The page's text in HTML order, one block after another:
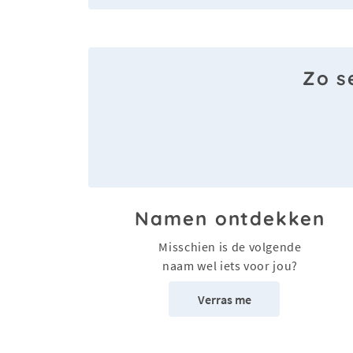
Zo
Namen ontdekken
Misschien is de volgende
naam wel iets voor jou?
Verras me